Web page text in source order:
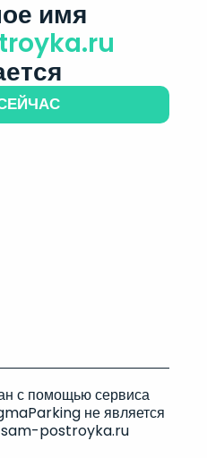
имя
с помощью сервиса
не является
sam-postroyka.ru